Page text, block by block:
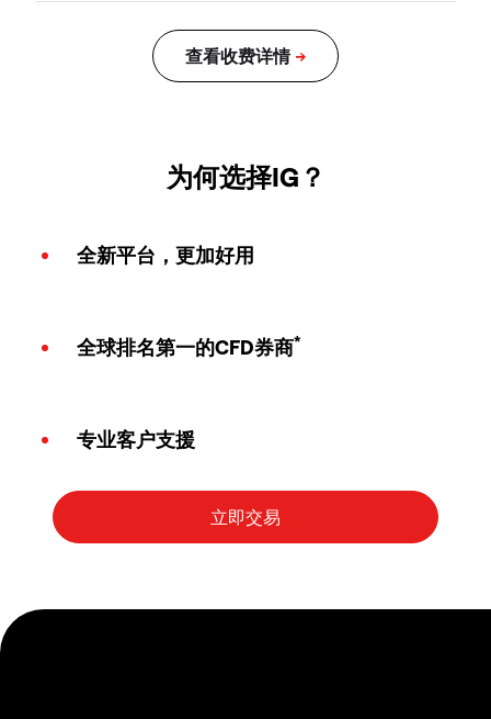
为何选择IG？
全新平台，更加好用
全球排名第一的CFD券商*
专业客户支援